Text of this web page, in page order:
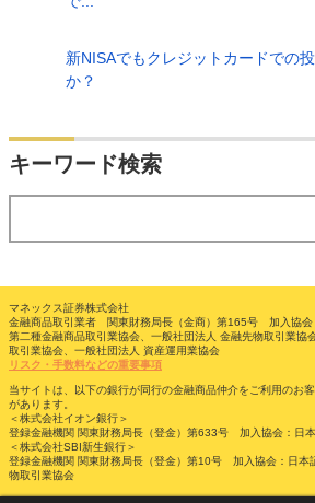
新NISAでもクレジットカードでの
か？
キーワード検索
マネックス証券株式会社
金融商品取引業者 関東財務局長（金商）第165号 加入協会
第二種金融商品取引業協会、一般社団法人 金融先物取引業協
取引業協会、一般社団法人 資産運用業協会
リスク・手数料などの重要事項
当サイトは、以下の銀行が同行の金融商品仲介をご利用のお
があります。
＜株式会社イオン銀行＞
登録金融機関 関東財務局長（登金）第633号 加入協会：日
＜株式会社SBI新生銀行＞
登録金融機関 関東財務局長（登金）第10号 加入協会：日本
物取引業協会